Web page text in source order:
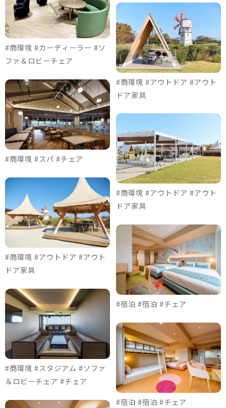
#商環境 #カーディーラー #ソ
ファ＆ロビーチェア
#商環境 #スパ #チェア
#商環境 #アウトドア #アウト
ドア家具
#商環境 #スタジアム #ソファ
＆ロビーチェア #チェア
#商環境 #アウトドア #アウト
ドア家具
#商環境 #アウトドア #アウト
ドア家具
#宿泊 #宿泊 #チェア
#宿泊 #宿泊 #チェア